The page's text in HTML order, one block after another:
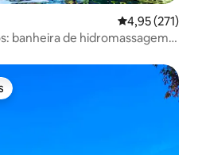
4,95 de uma
4,95 (271)
banheira de hidromassagem,
dos hóspedes